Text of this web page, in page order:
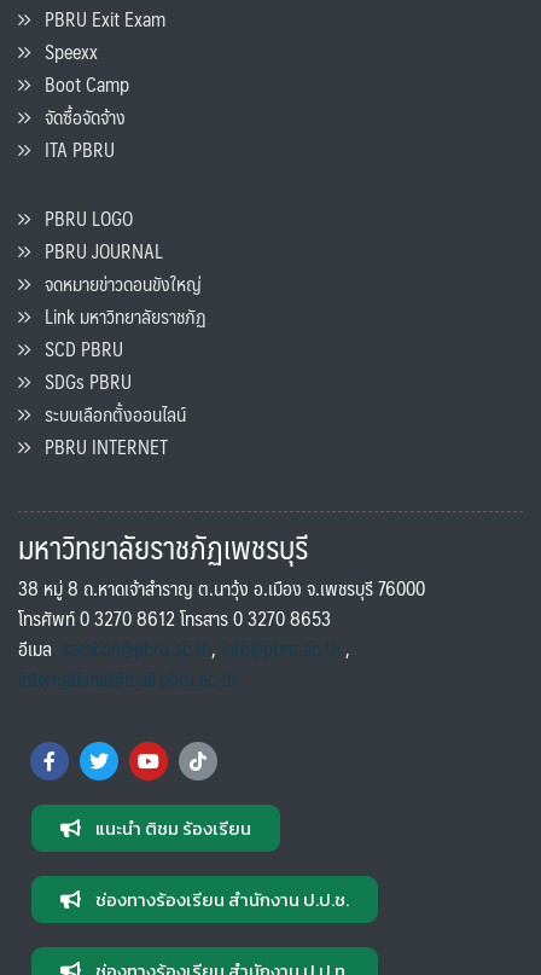
PBRU Exit Exam
Speexx
Boot Camp
จัดซื้อจัดจ้าง
ITA PBRU
PBRU LOGO
PBRU JOURNAL
จดหมายข่าวดอนขังใหญ่
Link มหาวิทยาลัยราชภัฏ
SCD PBRU
SDGs PBRU
ระบบเลือกตั้งออนไลน์
PBRU INTERNET
มหาวิทยาลัยราชภัฏเพชรบุรี
38 หมู่ 8 ถ.หาดเจ้าสำราญ ต.นาวุ้ง อ.เมือง จ.เพชรบุรี 76000
โทรศัพท์ 0 3270 8612 โทรสาร 0 3270 8653
อีเมล saraban@pbru.ac.th, info@pbru.ac.th,
international@mail.pbru.ac.th
แนะนำ ติชม ร้องเรียน
ช่องทางร้องเรียน สำนักงาน ป.ป.ช.